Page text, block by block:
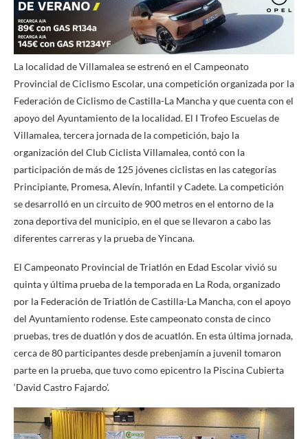
La localidad de Villamalea se estrenó en el Campeonato
Provincial de Ciclismo Escolar, una competición organizada por la
Federación de Ciclismo de Castilla-La Mancha y que cuenta con el
apoyo del Ayuntamiento de la localidad. El I Trofeo Escuelas de
Villamalea, tercera jornada de la competición, bajo la
organización del Club Ciclista Villamalea, contó con la
participación de más de 125 jóvenes ciclistas en las categorías
Principiante, Promesa, Alevín, Infantil y Cadete. La competición
se desarrolló en un circuito de 900 metros en el entorno de la
zona deportiva del municipio, en el que se llevaron a cabo las
diferentes carreras y la prueba de Yincana.
El Campeonato Provincial de Triatlón en Edad Escolar vivió su
quinta y última prueba de la temporada en La Roda, organizado
por la Federación de Triatlón de Castilla-La Mancha, con el apoyo
del Ayuntamiento rodense. Este campeonato consta de cinco
pruebas, tres de duatlón y dos de acuatlón. En esta última jornada,
cerca de 80 participantes desde prebenjamín a juvenil tomaron
parte en la prueba, que tuvo como epicentro la Piscina Cubierta
‘David Castro Fajardo’.